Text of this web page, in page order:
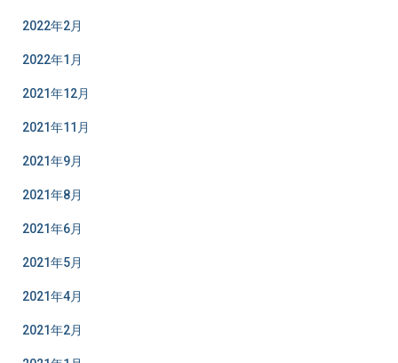
2022年2月
2022年1月
2021年12月
2021年11月
2021年9月
2021年8月
2021年6月
2021年5月
2021年4月
2021年2月